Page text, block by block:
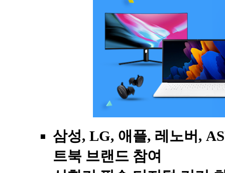
삼성, LG, 애플, 레노버,
트북 브랜드 참여